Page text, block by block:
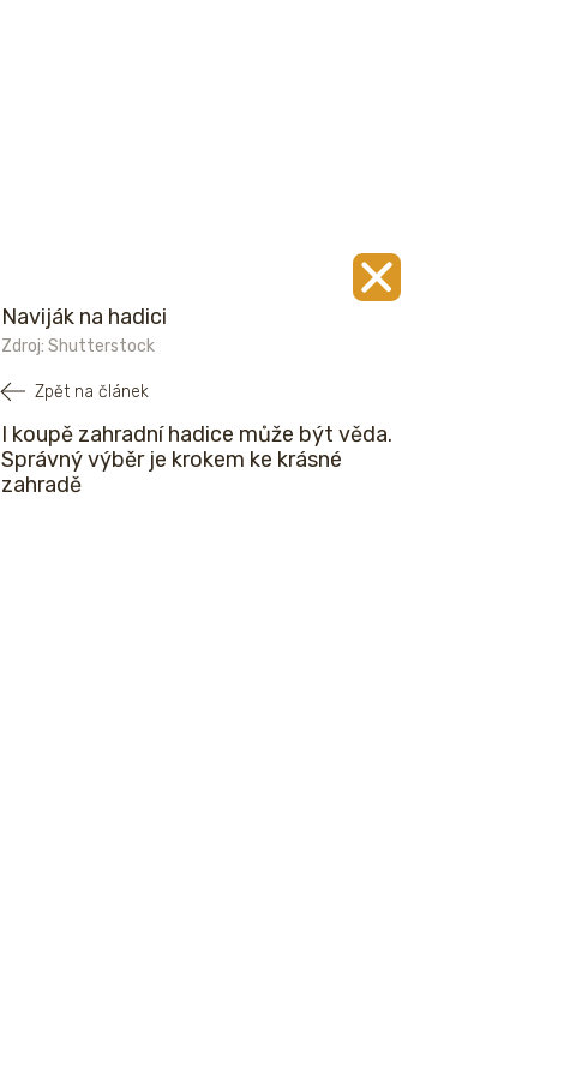
Naviják na hadici
Zdroj: Shutterstock
Zpět na článek
I koupě zahradní hadice může být věda.
Správný výběr je krokem ke krásné
zahradě